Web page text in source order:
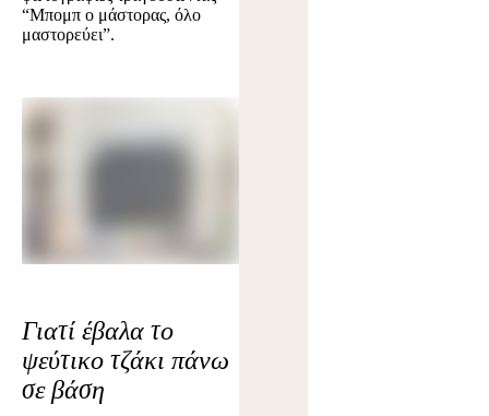
“Μπομπ ο μάστορας, όλο
μαστορεύει”.
Γιατί έβαλα το
ψεύτικο τζάκι πάνω
σε βάση